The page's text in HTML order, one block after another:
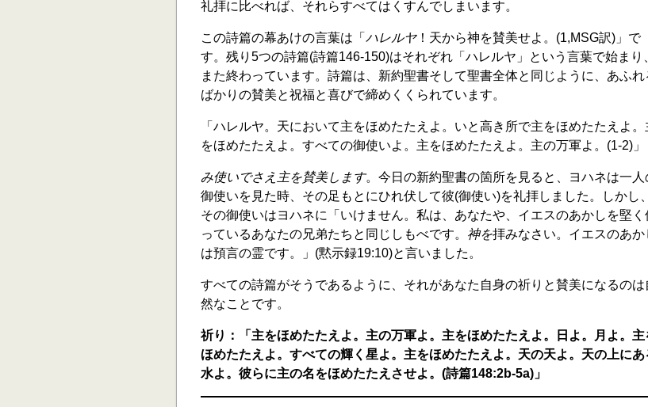
礼拝に比べれば、それらすべてはくすんでしまいます。
この詩篇の幕あけの言葉は「 ハレルヤ！天から神を賛美せよ。(1,MSG訳)」で
す。残り5つの詩篇(詩篇146-150)はそれぞれ「ハレルヤ」という言葉で始まり
また終わっています。詩篇は、新約聖書そして聖書全体と同じように、あふれ
ばかりの賛美と祝福と喜びで締めくくられています。
「ハレルヤ。天において主をほめたたえよ。いと高き所で主をほめたたえよ。
をほめたたえよ。すべての御使いよ。主をほめたたえよ。主の万軍よ。(1-2)」
み使いでさえ主を賛美します。今日の新約聖書の箇所を見ると、ヨハネは一人
御使いを見た時、その足もとにひれ伏して彼(御使い)を礼拝しました。しかし、
その御使いはヨハネに「いけません。私は、あなたや、イエスのあかしを堅く
っているあなたの兄弟たちと同じしもべです。 神を拝みなさい。イエスのあか
は預言の霊です。」(黙示録19:10)と言いました。
すべての詩篇がそうであるように、それがあなた自身の祈りと賛美になるのは
然なことです。
祈り：「主をほめたたえよ。主の万軍よ。主をほめたたえよ。日よ。月よ。主
ほめたたえよ。すべての輝く星よ。主をほめたたえよ。天の天よ。天の上にあ
水よ。彼らに主の名をほめたたえさせよ。(詩篇148:2b-5a)」